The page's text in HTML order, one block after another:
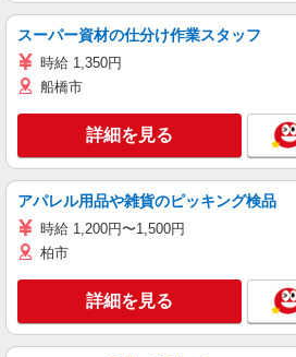
スーパー資材の仕分け作業スタッフ
時給 1,350円
船橋市
詳細を見る
アパレル用品や雑貨のピッキング検品
時給 1,200円〜1,500円
柏市
詳細を見る